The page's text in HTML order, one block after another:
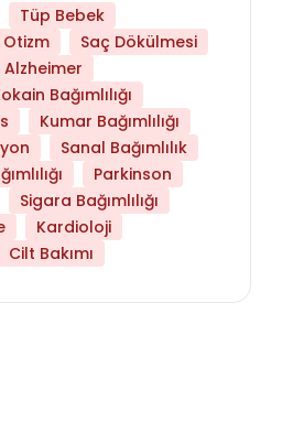
Testi Yaptırmanız
Tüp Bebek
Otizm
Saç Dökülmesi
Alzheimer
Bağımlılığı
Kumar Bağımlılığı
Sanal Bağımlılık
Parkinson
Sigara Bağımlılığı
Kardioloji
Cilt Bakımı